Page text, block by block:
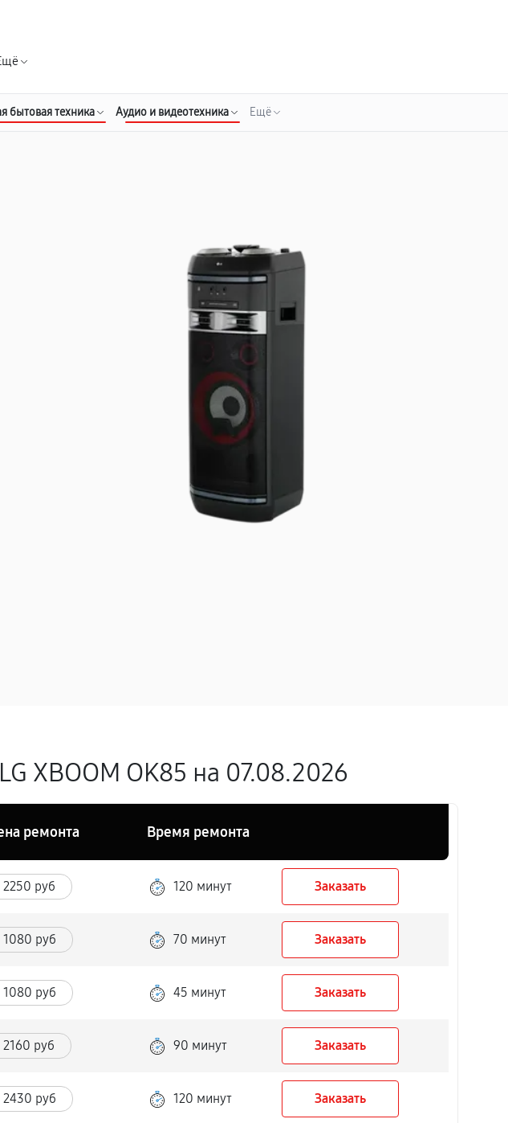
бытовая техника Аудио и видеотехника Ещё
XBOOM OK85 на 07.08.2026
ремонта Время ремонта
2250 руб 120 минут Заказать
1080 руб 70 минут Заказать
1080 руб 45 минут Заказать
2160 руб 90 минут Заказать
2430 руб 120 минут Заказать